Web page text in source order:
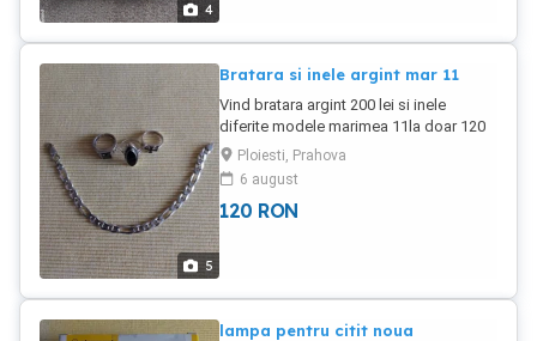
4
5
Bratara si inele argint mar 11
Vind bratara argint 200 lei si inele
diferite modele marimea 11la doar 120
lei bucata.
Ploiesti, Prahova
6 august
120 RON
lampa pentru citit noua